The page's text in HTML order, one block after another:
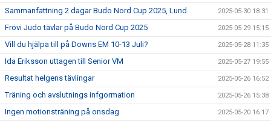
Sammanfattning 2 dagar Budo Nord Cup 2025, Lund 2025-05-30 18:31
Frövi Judo tävlar på Budo Nord Cup 2025 2025-05-29 15:15
Vill du hjälpa till på Downs EM 10-13 Juli? 2025-05-28 11:35
Ida Eriksson uttagen till Senior VM 2025-05-27 19:55
Resultat helgens tävlingar 2025-05-26 16:52
Träning och avslutnings infgormation 2025-05-26 15:38
Ingen motionsträning på onsdag 2025-05-20 16:17